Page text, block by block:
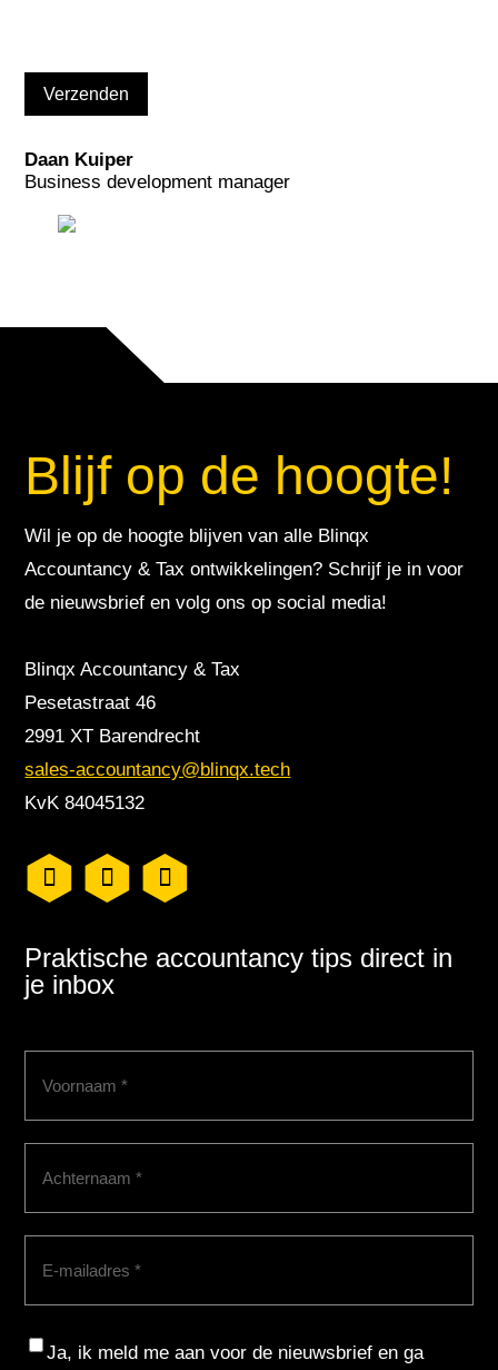
Daan Kuiper
Business development manager
Blijf op de hoogte!
Wil je op de hoogte blijven van alle Blinqx
Accountancy & Tax ontwikkelingen? Schrijf je in voor
de nieuwsbrief en volg ons op social media!
Blinqx Accountancy & Tax
Pesetastraat 46
2991 XT Barendrecht
sales-accountancy@blinqx.tech
KvK 84045132
Praktische accountancy tips direct in
je inbox
Consent
Ja, ik meld me aan voor de nieuwsbrief en ga